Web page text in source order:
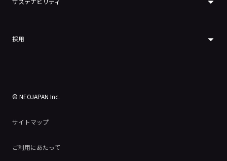
採用
© NEOJAPAN Inc.
サイトマップ
ご利用にあたって